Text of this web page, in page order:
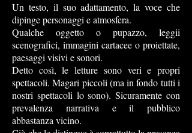
Un testo, il suo adattamento, la voce che
dipinge personaggi e atmosfera.
Qualche oggetto o pupazzo, leggii
scenografici, immagini cartacee o proiettate,
paesaggi visivi e sonori.
Detto così, le letture sono veri e propri
spettacoli. Magari piccoli (ma in fondo tutti i
nostri spettacoli lo sono). Sicuramente con
prevalenza narrativa e il pubblico
abbastanza vicino.